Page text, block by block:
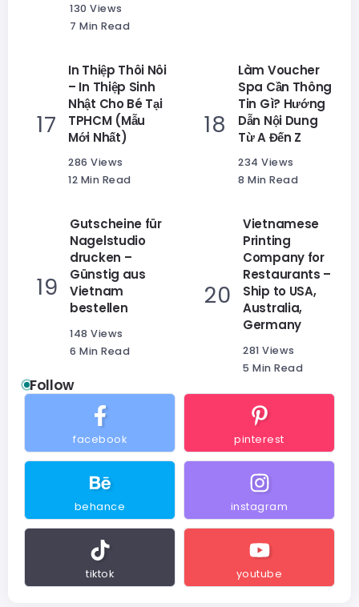
130 Views
7 Min Read
In Thiệp Thôi Nôi
– In Thiệp Sinh
Nhật Cho Bé Tại
TPHCM (Mẫu
Mới Nhất)
286 Views
12 Min Read
Làm Voucher
Spa Cần Thông
Tin Gì? Hướng
Dẫn Nội Dung
Từ A Đến Z
234 Views
8 Min Read
Gutscheine für
Nagelstudio
drucken –
Günstig aus
Vietnam
bestellen
148 Views
6 Min Read
Vietnamese
Printing
Company for
Restaurants –
Ship to USA,
Australia,
Germany
281 Views
5 Min Read
Follow
facebook pinterest
behance instagram
tiktok youtube